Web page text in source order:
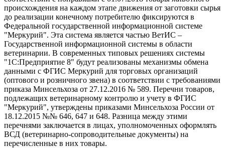
происхождения на каждом этапе движения от заготовки сырья
до реализации конечному потребителю фиксируются в
Федеральной государственной информационной системе
"Меркурий". Эта система является частью ВетИС –
Государственной информационной системы в области
ветеринарии. В современных типовых решениях системы
"1С:Предприятие 8" будут реализованы механизмы обмена
данными с ФГИС Меркурий для торговых организаций
(оптового и розничного звена) в соответствии с требованиями
приказа Минсельхоза от 27.12.2016 № 589. Перечни товаров,
подлежащих ветеринарному контролю и учету в ФГИС
"Меркурий", утверждены приказами Минсельхоза России от
18.12.2015 №№ 646, 647 и 648. Разница между этими
перечнями заключается в лицах, уполномоченных оформлять
ВСД (ветеринарно-сопроводительные документы) на
перечисленные в них товары.